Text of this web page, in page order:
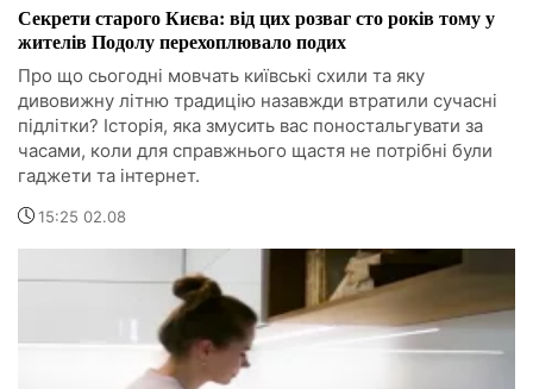
Секрети старого Києва: від цих розваг сто років тому у
жителів Подолу перехоплювало подих
Про що сьогодні мовчать київські схили та яку
дивовижну літню традицію назавжди втратили сучасні
підлітки? Історія, яка змусить вас поностальгувати за
часами, коли для справжнього щастя не потрібні були
гаджети та інтернет.
15:25 02.08